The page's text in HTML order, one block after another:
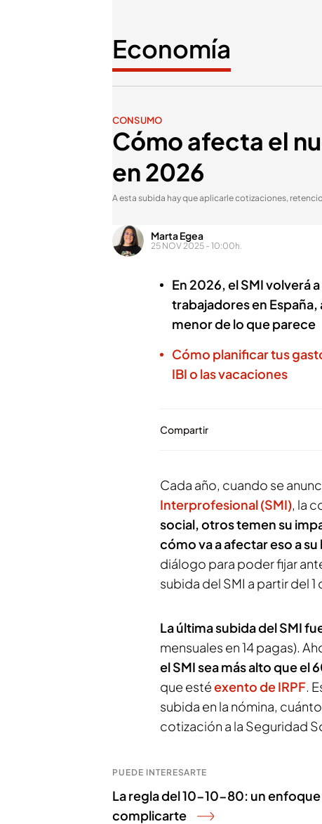
Economía
CONSUMO
Cómo afecta el
en 2026
A esta subida hay que aplicarle cotizaciones,
Marta Egea
25 NOV 2025 - 10:00h.
En 2026, el SMI volverá
trabajadores en
menor de lo que parece
Cómo planificar tus
IBI o las vacaciones
Compartir
Cada año, cuando se
Interprofesional (SMI), la
social, otros temen su
cómo va a afectar eso a su
diálogo para poder fijar
subida del SMI a partir del 1
La última subida del SMI
mensuales en 14 pagas).
el SMI sea más alto que el
que estéexento de IRPF.
subida en la nómina,
cotización a la Seguridad
PUEDE INTERESARTE
La regla del 10-10-80: un
complicarte